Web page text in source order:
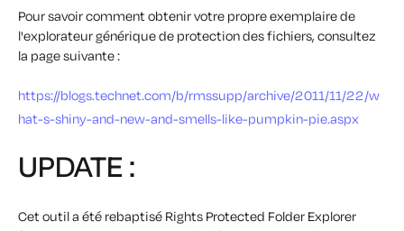
Pour savoir comment obtenir votre propre exemplaire de
l'explorateur générique de protection des fichiers, consultez
la page suivante :
https://blogs.technet.com/b/rmssupp/archive/2011/11/22/w
hat-s-shiny-and-new-and-smells-like-pumpkin-pie.aspx
UPDATE :
Cet outil a été rebaptisé Rights Protected Folder Explorer